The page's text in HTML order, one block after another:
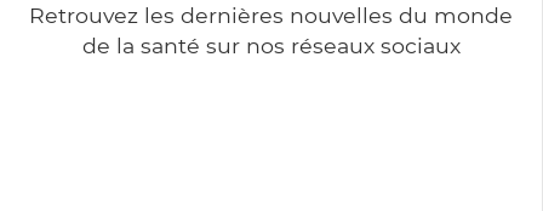
Retrouvez les dernières nouvelles du monde
de la santé sur nos réseaux sociaux